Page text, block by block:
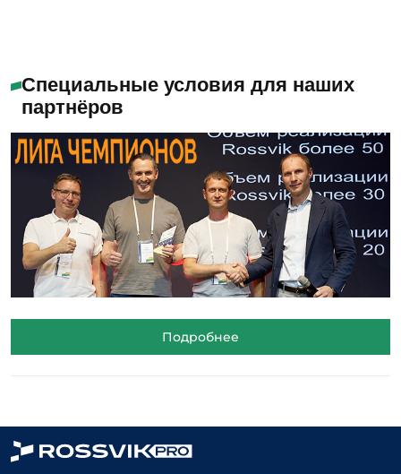
Специальные условия для наших
партнёров
Подробнее